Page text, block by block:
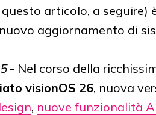
articolo, a seguire)
aggiornamento di
- Nel corso della
visionOS 26, nuova
, nuove funzionalità